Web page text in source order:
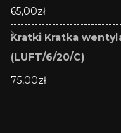
65,00zł
Kratki Kratka
(LUFT/6/20/C)
75,00zł